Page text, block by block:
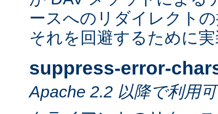
ースへのリダイレクト
それを回避するために
suppress-error-
Apache 2.2 以降で利用